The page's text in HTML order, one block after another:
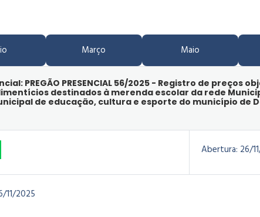
Março Maio
PREGÃO PRESENCIAL 56/2025 - Registro de
destinados à merenda escolar da rede
de educação, cultura e esporte do município de
Abertura: 26/
11/2025